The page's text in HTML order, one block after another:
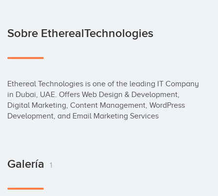
Sobre EtherealTechnologies
Ethereal Technologies is one of the leading IT Company
in Dubai, UAE. Offers Web Design & Development,
Digital Marketing, Content Management, WordPress
Development, and Email Marketing Services
Galería 1